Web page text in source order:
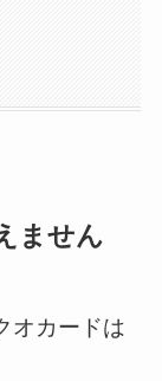
ません
オカードは